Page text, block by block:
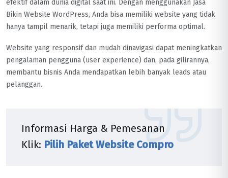
efektif dalam dunia digital saat ini. Dengan menggunakan Jasa
Bikin Website WordPress, Anda bisa memiliki website yang tidak
hanya tampil menarik, tetapi juga memiliki performa optimal.
Website yang responsif dan mudah dinavigasi dapat meningkatkan
pengalaman pengguna (user experience) dan, pada gilirannya,
membantu bisnis Anda mendapatkan lebih banyak leads atau
pelanggan.
Informasi Harga & Pemesanan
Klik: Pilih Paket Website Compro